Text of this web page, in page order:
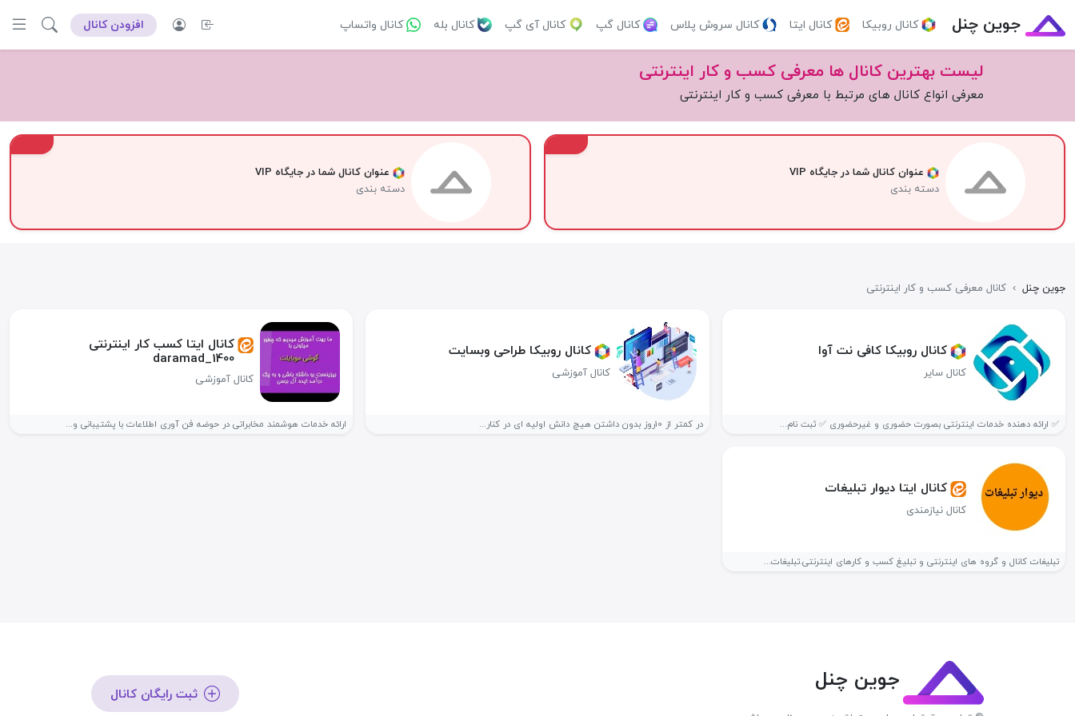
جوین چنل کانال روبیکا کانال ایتا کانال سروش پلاس کانال گپ کانال آی گپ کانال بله کانال واتساپ افزودن کانال
لیست بهترین کانال ها معرفی کسب و کار اینترنتی
معرفی انواع کانال های مرتبط با معرفی کسب و کار اینترنتی
عنوان کانال شما در جایگاه VIP
دسته بندی
عنوان کانال شما در جایگاه VIP
دسته بندی
جوین چنل › کانال معرفی کسب و کار اینترنتی
کانال روبیکا کافی نت آوا
کانال سایر
✅ ارائه دهنده خدمات اینترنتی بصورت حضوری و غیرحضوری ✅ ثبت نام...
کانال روبیکا طراحی وبسایت
کانال آموزشی
در کمتر از 10روز بدون داشتن هیچ دانش اولیه ای در کنار...
کانال ایتا کسب کار اینترنتی
daramad_1400
کانال آموزشی
ارائه خدمات هوشمند مخابراتی در حوضه فن آوری اطلاعات با پشتیبانی و...
کانال ایتا دیوار تبلیغات
کانال نیازمندی
تبلیغات کانال و گروه های اینترنتی و تبلیغ کسب و کارهای اینترنتی.تبلیغات...
جوین چنل
ثبت رایگان کانال